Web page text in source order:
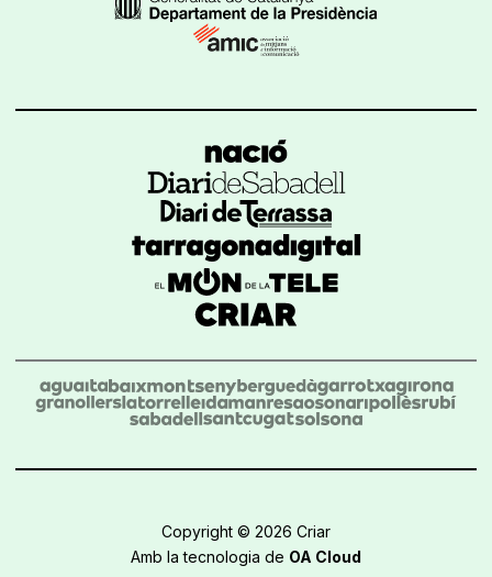
Copyright © 2026 Criar
Amb la tecnologia de OA Cloud